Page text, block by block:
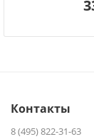
Контакты
8 (495) 822-31-63